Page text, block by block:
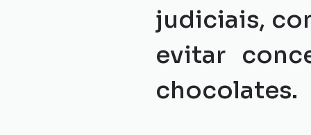
judiciais,
evitar
chocolates.